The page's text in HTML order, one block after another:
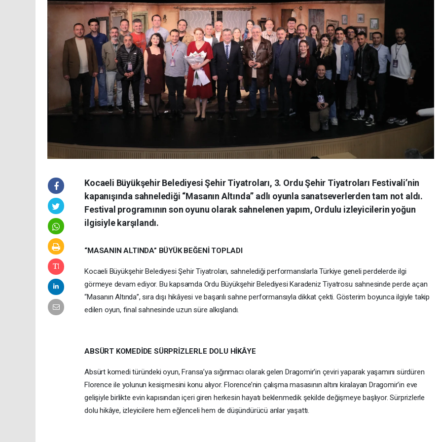
Kocaeli Büyükşehir Belediyesi Şehir Tiyatroları, 3. Ordu Şehir Tiyatroları Festivali’nin
kapanışında sahnelediği “Masanın Altında” adlı oyunla sanatseverlerden tam not aldı.
Festival programının son oyunu olarak sahnelenen yapım, Ordulu izleyicilerin yoğun
ilgisiyle karşılandı.
“MASANIN ALTINDA” BÜYÜK BEĞENİ TOPLADI
Kocaeli Büyükşehir Belediyesi Şehir Tiyatroları, sahnelediği performanslarla Türkiye geneli perdelerde ilgi
görmeye devam ediyor. Bu kapsamda Ordu Büyükşehir Belediyesi Karadeniz Tiyatrosu sahnesinde perde açan
“Masanın Altında”, sıra dışı hikâyesi ve başarılı sahne performansıyla dikkat çekti. Gösterim boyunca ilgiyle takip
edilen oyun, final sahnesinde uzun süre alkışlandı.
ABSÜRT KOMEDİDE SÜRPRİZLERLE DOLU HİKÂYE
Absürt komedi türündeki oyun, Fransa’ya sığınmacı olarak gelen Dragomir’in çeviri yaparak yaşamını sürdüren
Florence ile yolunun kesişmesini konu alıyor. Florence’nin çalışma masasının altını kiralayan Dragomir’in eve
gelişiyle birlikte evin kapısından içeri giren herkesin hayatı beklenmedik şekilde değişmeye başlıyor. Sürprizlerle
dolu hikâye, izleyicilere hem eğlenceli hem de düşündürücü anlar yaşattı.